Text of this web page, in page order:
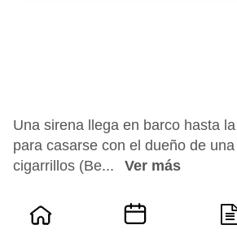
Una sirena llega en barco hasta
para casarse con el dueño de
cigarrillos (Be...
Ver más